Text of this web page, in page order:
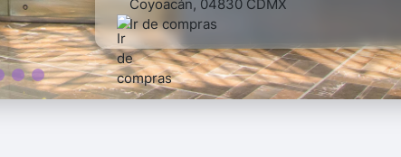
Coyoacán, 04830 CDMX
Ir de compras